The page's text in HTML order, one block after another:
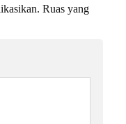
Ruas yang